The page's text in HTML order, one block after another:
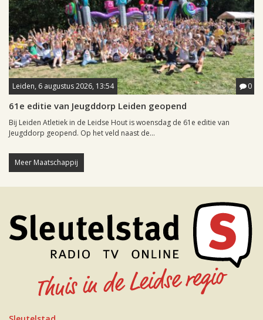
Leiden, 6 augustus 2026, 13:54 0
61e editie van Jeugddorp Leiden geopend
Bij Leiden Atletiek in de Leidse Hout is woensdag de 61e editie van
Jeugddorp geopend. Op het veld naast de...
Meer Maatschappij